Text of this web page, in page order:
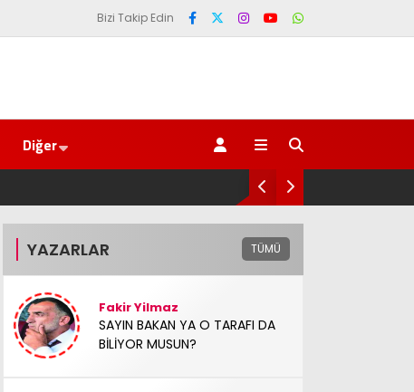
Bizi Takip Edin
Diğer
YAZARLAR TÜMÜ
Fakir Yilmaz
SAYIN BAKAN YA O TARAFI DA
BİLİYOR MUSUN?